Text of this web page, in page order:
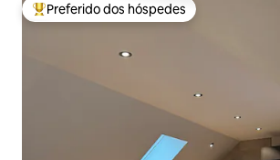
Entre os melhores preferidos dos hóspedes
Preferido dos hóspedes